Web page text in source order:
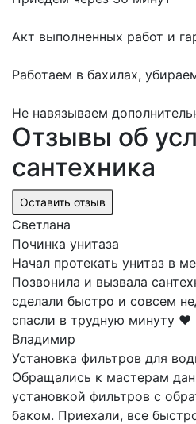
Акт выполненных работ и
Работаем в бахилах,
Не навязываем
Отзывы об
сантехника
Оставить отзыв
Светлана
Починка унитаза
Начал протекать унитаз в
Позвонила и вызвала
сделали быстро и совсем
спасли в трудную минуту ❤️
Владимир
Установка фильтров для
Обращались к мастерам
установкой фильтров с
баком. Приехали, все